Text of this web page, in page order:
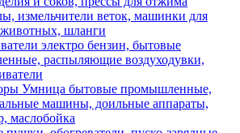
измельчители веток, машинки для
шланги
электро бензин, бытовые
распыляющие воздуходувки,
Умница бытовые промышленные,
машины, доильные аппараты,
маслобойка